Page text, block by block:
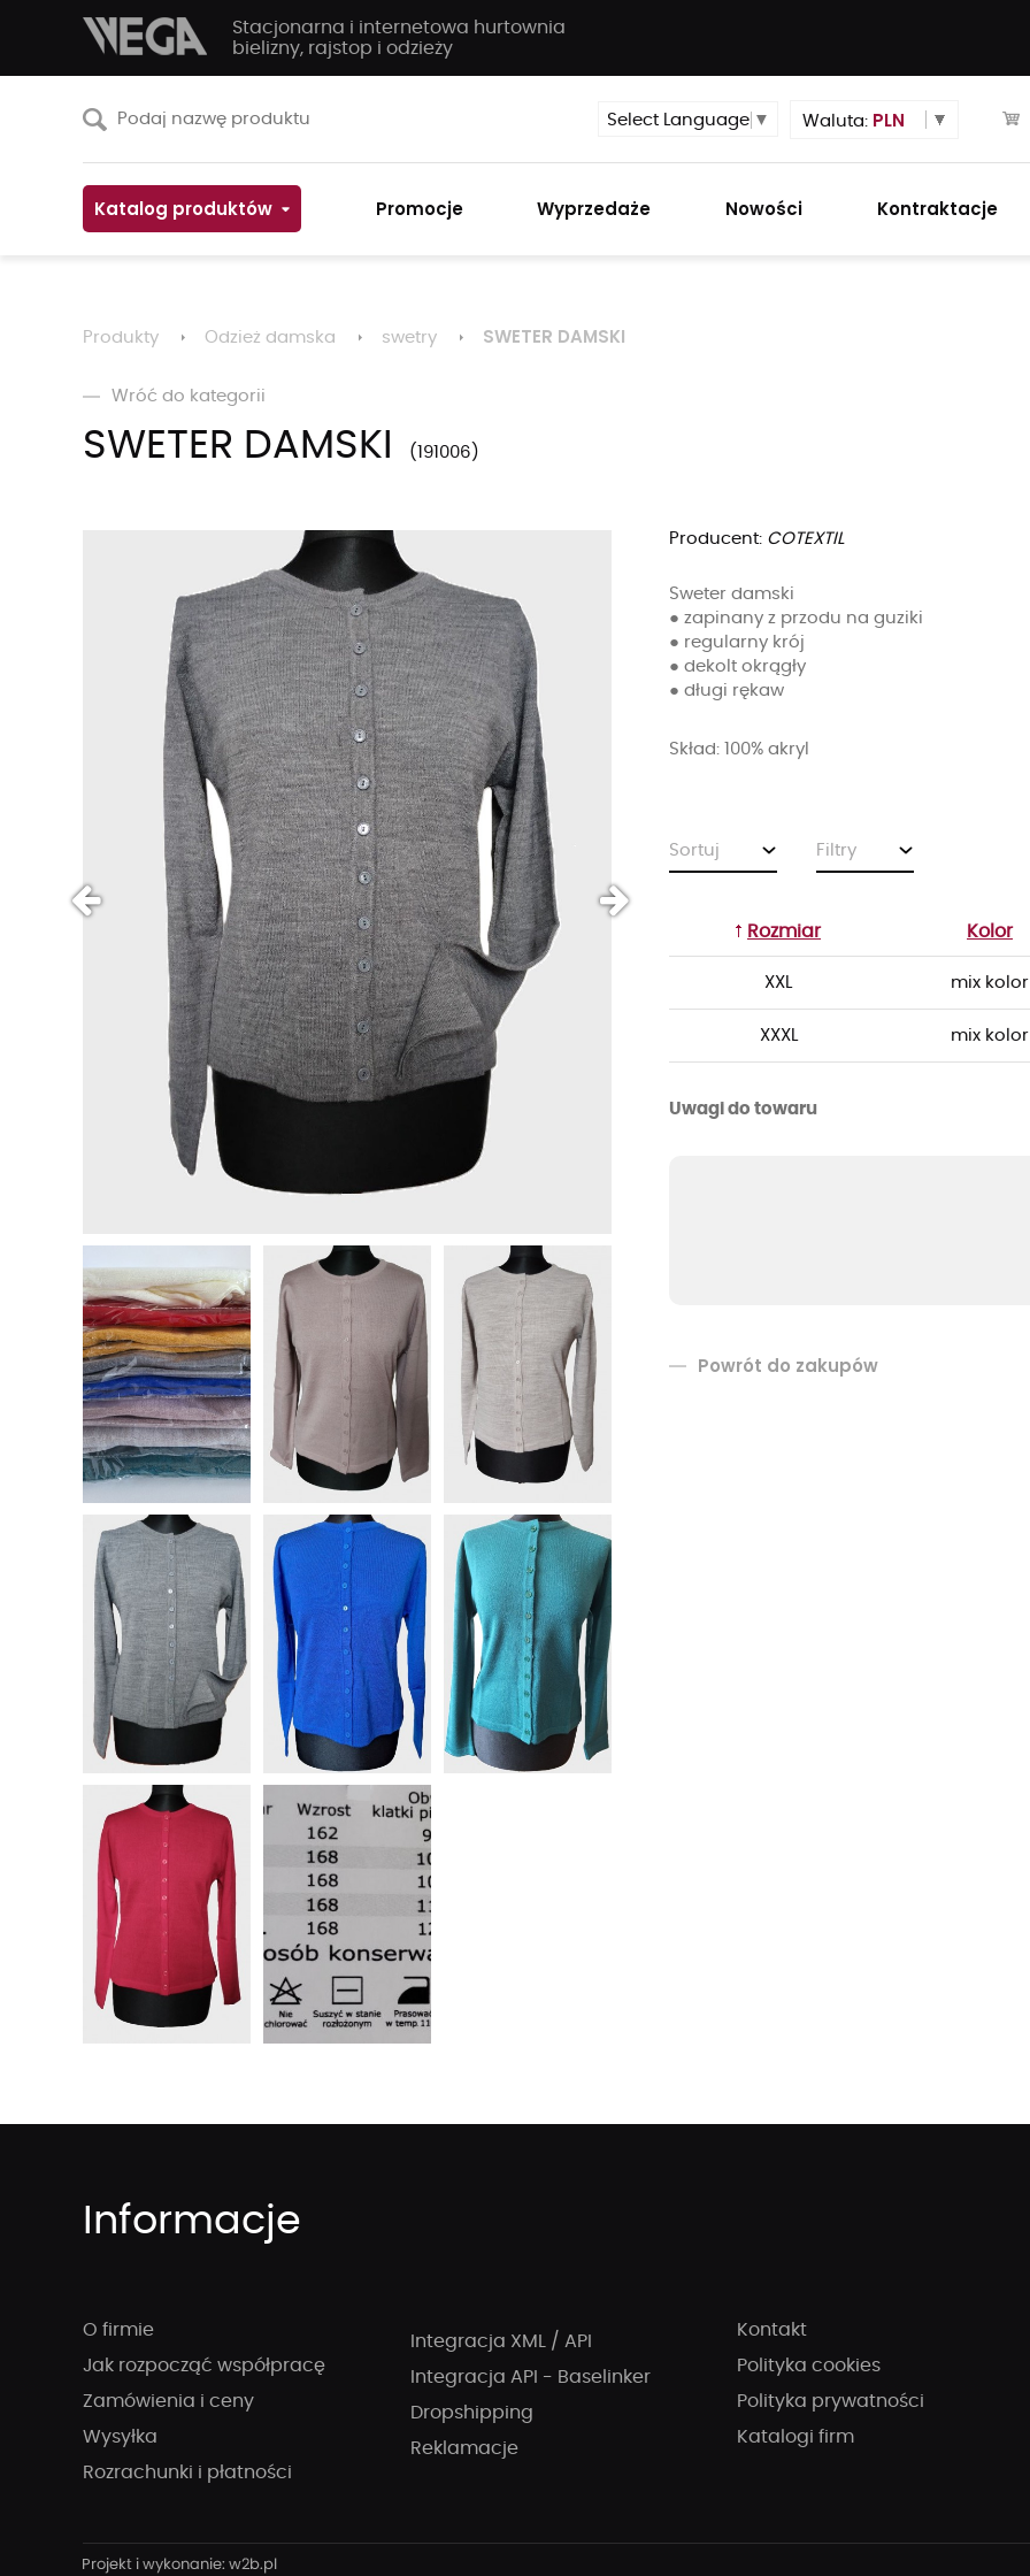
Stacjonarna i internetowa hurtownia
bielizny, rajstop i odzieży
Select Language ▼ Waluta: PLN
Katalog produktów Promocje Wyprzedaże Nowości Kontraktacje
Produkty Odzież damska swetry SWETER DAMSKI
Wróć do kategorii
SWETER DAMSKI 191006
Producent: COTEXTIL
Sweter damski
● zapinany z przodu na guziki
● regularny krój
● dekolt okrągły
● długi rękaw
Skład: 100% akryl
Sortuj Filtry
Rozmiar Kolor
XXL mix kolor
XXXL mix kolor
Uwagi do towaru
Powrót do zakupów
Informacje
O firmie
Jak rozpocząć współpracę
Zamówienia i ceny
Wysyłka
Rozrachunki i płatności
Integracja XML / API
Integracja API - Baselinker
Dropshipping
Reklamacje
Kontakt
Polityka cookies
Polityka prywatności
Katalogi firm